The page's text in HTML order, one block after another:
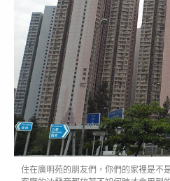
住在廣明苑的朋友們，你們的家裡是不